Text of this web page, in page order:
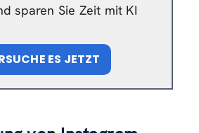
sparen Sie Zeit mit KI
ES JETZT